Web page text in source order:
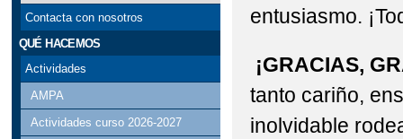
Contacta con nosotros
QUÉ HACEMOS
Actividades
AMPA
Actividades curso 2026-2027
entusiasmo.
¡GRACIAS,
tanto cariño,
inolvidable